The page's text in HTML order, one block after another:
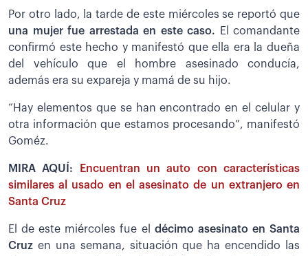
Por otro lado, la tarde de este miércoles se reportó que
una mujer fue arrestada en este caso.
El comandante
confirmó este hecho y manifestó que ella era la dueña
del vehículo que el hombre asesinado conducía,
además era su expareja y mamá de su hijo.
“Hay elementos que se han encontrado en el celular y
otra información que estamos procesando”, manifestó
Goméz.
MIRA AQUÍ:
Encuentran un auto con características
similares al usado en el asesinato de un extranjero en
Santa Cruz
El de este miércoles fue el
décimo asesinato en Santa
Cruz en una semana, situación que ha encendido las